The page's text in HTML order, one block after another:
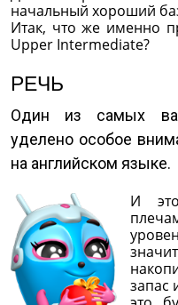
начальный хороший
Итак, что же именно
Upper Intermediate?
РЕЧЬ
Один из самых
уделено особое
на английском языке.
И
запас